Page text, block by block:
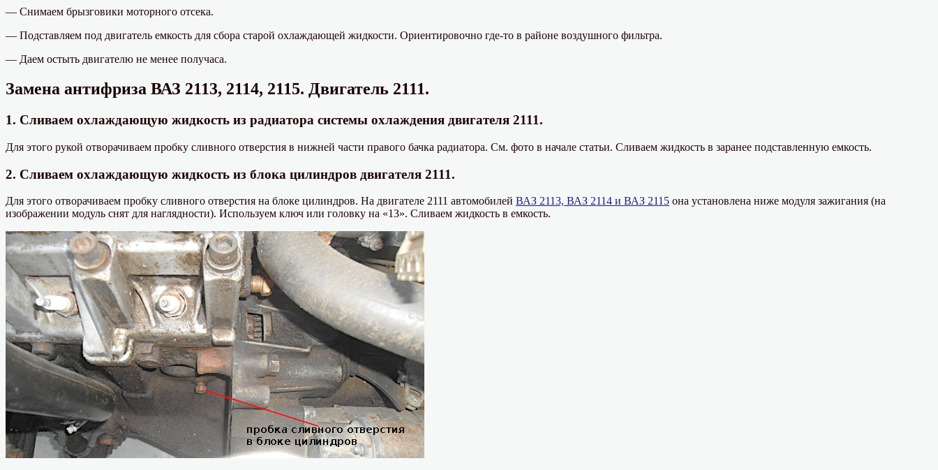
— Снимаем брызговики моторного отсека.
— Подставляем под двигатель емкость для сбора старой охлаждающей жидкости. Ориентировочно где-то в районе воздушного фильтра.
— Даем остыть двигателю не менее получаса.
Замена антифриза ВАЗ 2113, 2114, 2115. Двигатель 2111.
1. Сливаем охлаждающую жидкость из радиатора системы охлаждения двигателя 2111.
Для этого рукой отворачиваем пробку сливного отверстия в нижней части правого бачка радиатора. См. фото в начале статьи. Сливаем жидкость в заранее подставленную емкость.
2. Сливаем охлаждающую жидкость из блока цилиндров двигателя 2111.
Для этого отворачиваем пробку сливного отверстия на блоке цилиндров. На двигателе 2111 автомобилей ВАЗ 2113, ВАЗ 2114 и ВАЗ 2115 она установлена ниже модуля зажигания (на
изображении модуль снят для наглядности). Используем ключ или головку на «13». Сливаем жидкость в емкость.